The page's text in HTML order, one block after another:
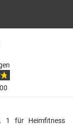
1 für Heimfitness